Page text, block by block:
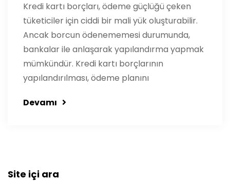
Kredi kartı borçları, ödeme güçlüğü çeken
tüketiciler için ciddi bir mali yük oluşturabilir.
Ancak borcun ödenememesi durumunda,
bankalar ile anlaşarak yapılandırma yapmak
mümkündür. Kredi kartı borçlarının
yapılandırılması, ödeme planını
Devamı
Site içi ara